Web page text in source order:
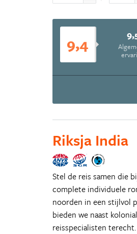
9,4
Riksja India
Stel de reis samen die
complete individuele
noorden in een stijlvol
bieden we naast
reisspecialisten terecht.